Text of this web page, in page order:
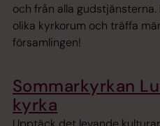
och från alla
olika kyrkorum och träffa
församlingen!
Sommarkyrkan
kyrka